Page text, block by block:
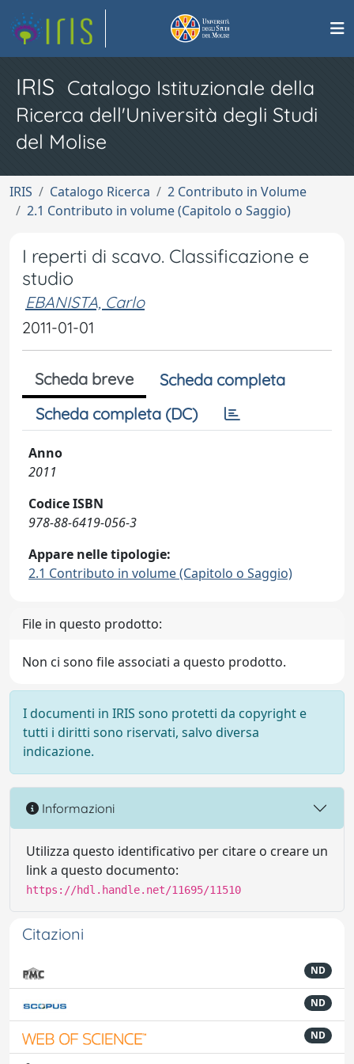
IRIS Catalogo Istituzionale della
Ricerca dell'Università degli Studi
del Molise
IRIS Catalogo Ricerca
2 Contributo in Volume
2.1 Contributo in volume (Capitolo o Saggio)
I reperti di scavo. Classificazione e
studio
EBANISTA, Carlo
2011-01-01
Scheda breve
Scheda completa
Scheda completa (DC)
Anno
2011
Codice ISBN
978-88-6419-056-3
Appare nelle tipologie:
2.1 Contributo in volume (Capitolo o Saggio)
File in questo prodotto:
Non ci sono file associati a questo prodotto.
I documenti in IRIS sono protetti da copyright e
tutti i diritti sono riservati, salvo diversa
indicazione.
Informazioni
Utilizza questo identificativo per citare o creare un
link a questo documento:
https://hdl.handle.net/11695/11510
Citazioni
ND
ND
ND